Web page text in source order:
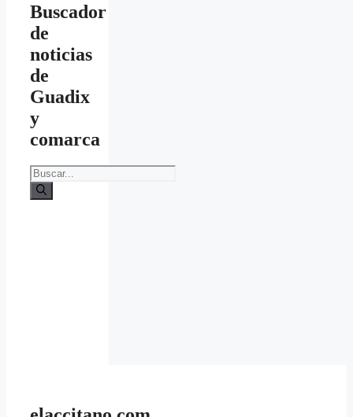
Buscador
de
noticias
de
Guadix
y
comarca
Buscar: